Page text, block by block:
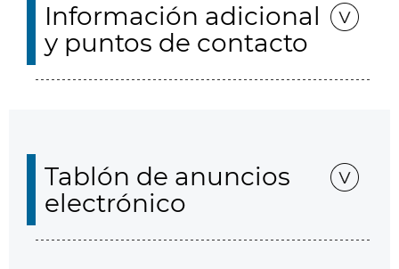
Información adicional
y puntos de contacto
Tablón de anuncios
electrónico